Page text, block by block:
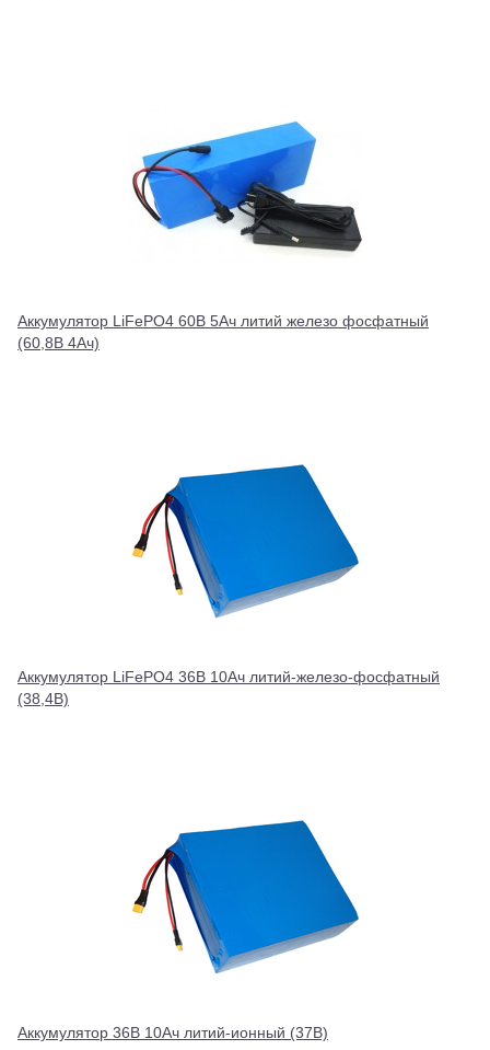
Аккумулятор LiFePO4 60В 5Ач литий железо фосфатный
(60,8В 4Ач)
Аккумулятор LiFePO4 36В 10Ач литий-железо-фосфатный
(38,4В)
Аккумулятор 36В 10Ач литий-ионный (37В)